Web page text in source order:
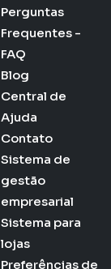
Perguntas
Frequentes -
FAQ
Blog
Central de
Ajuda
Contato
Sistema de
gestão
empresarial
Sistema para
lojas
Preferências de